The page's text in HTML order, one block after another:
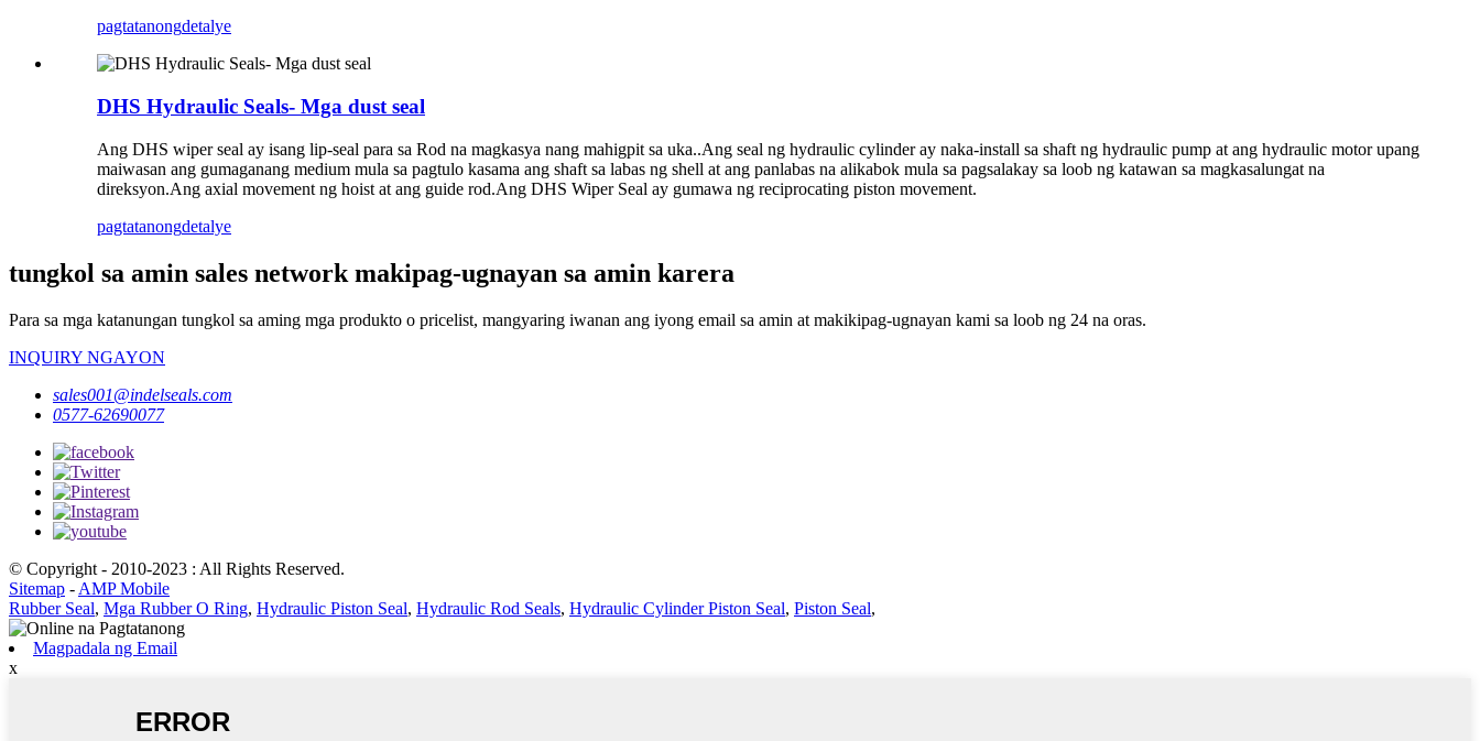
pagtatanongdetalye
DHS Hydraulic Seals- Mga dust seal
Ang DHS wiper seal ay isang lip-seal para sa Rod na magkasya nang mahigpit sa uka..Ang seal ng hydraulic cylinder ay naka-install sa shaft ng hydraulic pump at ang hydraulic motor upang
maiwasan ang gumaganang medium mula sa pagtulo kasama ang shaft sa labas ng shell at ang panlabas na alikabok mula sa pagsalakay sa loob ng katawan sa magkasalungat na
direksyon.Ang axial movement ng hoist at ang guide rod.Ang DHS Wiper Seal ay gumawa ng reciprocating piston movement.
pagtatanongdetalye
tungkol sa amin sales network makipag-ugnayan sa amin karera
Para sa mga katanungan tungkol sa aming mga produkto o pricelist, mangyaring iwanan ang iyong email sa amin at makikipag-ugnayan kami sa loob ng 24 na oras.
INQUIRY NGAYON
sales001@indelseals.com
0577-62690077
© Copyright - 2010-2023 : All Rights Reserved.
Sitemap - AMP Mobile
Rubber Seal, Mga Rubber O Ring, Hydraulic Piston Seal, Hydraulic Rod Seals, Hydraulic Cylinder Piston Seal, Piston Seal,
Magpadala ng Email
x